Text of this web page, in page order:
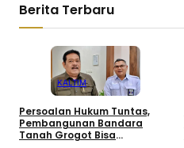
Berita Terbaru
KALTIM
Persoalan Hukum Tuntas,
Pembangunan Bandara
Tanah Grogot Bisa